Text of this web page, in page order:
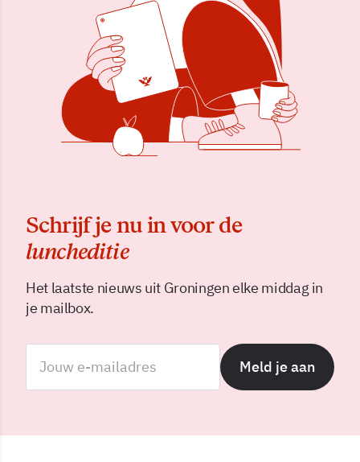
Schrijf je nu in voor de
luncheditie
Het laatste nieuws uit Groningen elke middag in
je mailbox.
Meld je aan